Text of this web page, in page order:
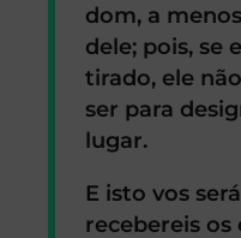
dom, a
dele; pois, se
tirado, ele
ser para
lugar.
E isto vos
recebereis